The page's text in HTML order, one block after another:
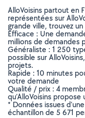
AlloVoisins partout en
représentées sur
grande ville, trouvez
Efficace : Une
millions de demandes
Généraliste : 1 250
possible sur
projets.
Rapide : 10 minutes
votre demande
Qualité / prix : 4
qu’AlloVoisins
* Données issues
échantillon de 5 671